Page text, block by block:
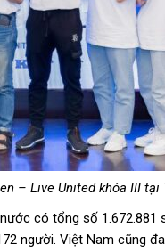
– Live United khóa III tại
có tổng số 1.672.881
người. Việt Nam cũng